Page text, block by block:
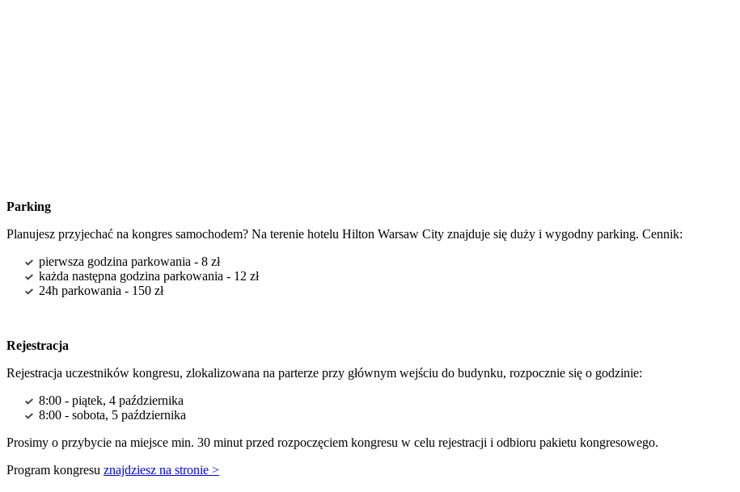
Parking
Planujesz przyjechać na kongres samochodem? Na terenie hotelu Hilton Warsaw City znajduje się duży i wygodny parking. Cennik:
pierwsza godzina parkowania - 8 zł
każda następna godzina parkowania - 12 zł
24h parkowania - 150 zł
Rejestracja
Rejestracja uczestników kongresu, zlokalizowana na parterze przy głównym wejściu do budynku, rozpocznie się o godzinie:
8:00 - piątek, 4 października
8:00 - sobota, 5 października
Prosimy o przybycie na miejsce min. 30 minut przed rozpoczęciem kongresu w celu rejestracji i odbioru pakietu kongresowego.
Program kongresu znajdziesz na stronie >